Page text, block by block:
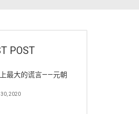
POST
最大的谎言——元朝
30, 2020